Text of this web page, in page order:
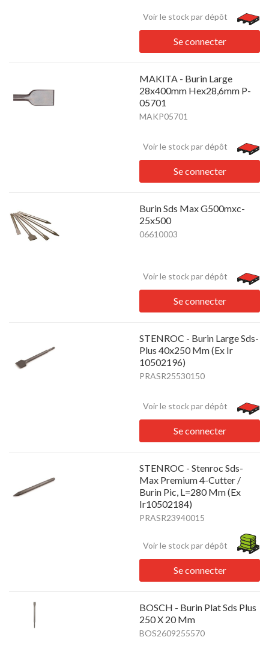
Voir le stock par dépôt
Se connecter
MAKITA - Burin Large
28x400mm Hex28,6mm P-
05701
MAKP05701
Voir le stock par dépôt
Se connecter
Burin Sds Max G500mxc-
25x500
06610003
Voir le stock par dépôt
Se connecter
STENROC - Burin Large Sds-
Plus 40x250 Mm (Ex Ir
10502196)
PRASR25530150
Voir le stock par dépôt
Se connecter
STENROC - Stenroc Sds-
Max Premium 4-Cutter /
Burin Pic, L=280 Mm (Ex
Ir10502184)
PRASR23940015
Voir le stock par dépôt
Se connecter
BOSCH - Burin Plat Sds Plus
250 X 20 Mm
BOS2609255570